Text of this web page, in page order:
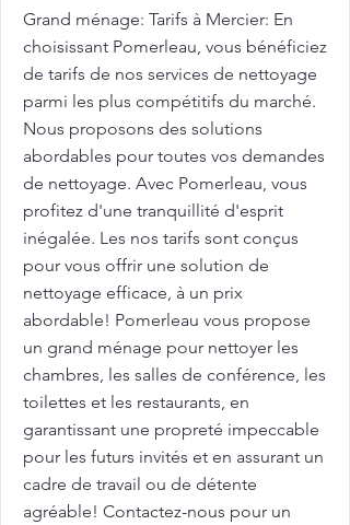
Grand ménage: Tarifs à Mercier: En
choisissant Pomerleau, vous bénéficiez
de tarifs de nos services de nettoyage
parmi les plus compétitifs du marché.
Nous proposons des solutions
abordables pour toutes vos demandes
de nettoyage. Avec Pomerleau, vous
profitez d'une tranquillité d'esprit
inégalée. Les nos tarifs sont conçus
pour vous offrir une solution de
nettoyage efficace, à un prix
abordable! Pomerleau vous propose
un grand ménage pour nettoyer les
chambres, les salles de conférence, les
toilettes et les restaurants, en
garantissant une propreté impeccable
pour les futurs invités et en assurant un
cadre de travail ou de détente
agréable! Contactez-nous pour un